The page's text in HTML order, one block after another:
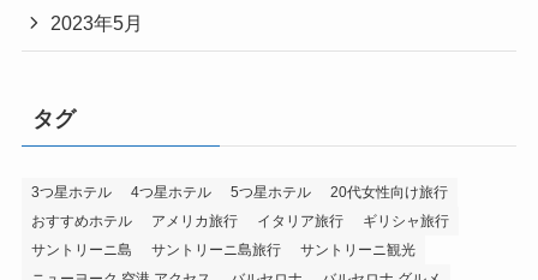
2023年5月
タグ
3つ星ホテル 4つ星ホテル 5つ星ホテル
20代女性向け旅行
おすすめホテル
アメリカ旅行 イタリア旅行
ギリシャ旅行
サントリーニ島
サントリーニ島旅行
サントリーニ観光